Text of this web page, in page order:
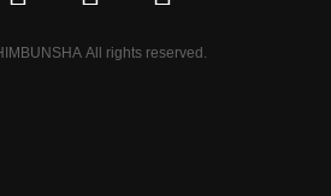
All rights reserved.